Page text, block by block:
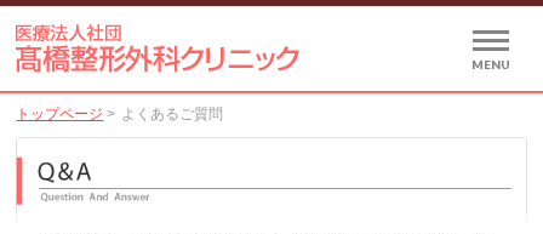
MENU
トップページ > よくあるご質問